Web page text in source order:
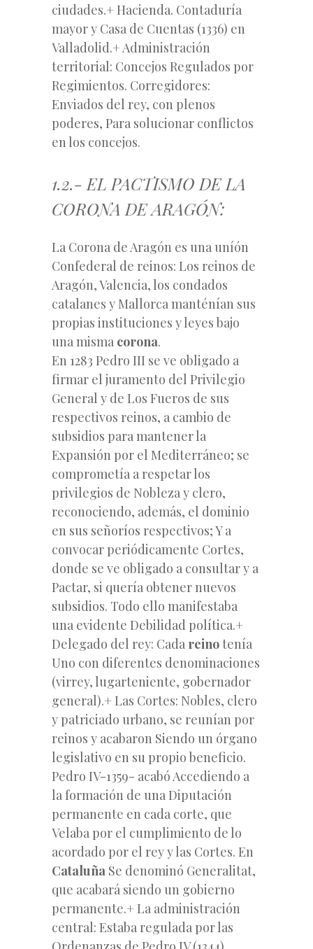
ciudades.+ Hacienda. Contaduría
mayor y Casa de Cuentas (1336) en
Valladolid.+ Administración
territorial: Concejos Regulados por
Regimientos. Corregidores:
Enviados del rey, con plenos
poderes, Para solucionar conflictos
en los concejos.
1.2.- EL PACTISMO DE LA
CORONA DE ARAGÓN:
La Corona de Aragón es una uníón
Confederal de reinos: Los reinos de
Aragón, Valencia, los condados
catalanes y Mallorca manténían sus
propias instituciones y leyes bajo
una misma corona.
En 1283 Pedro III se ve obligado a
firmar el juramento del Privilegio
General y de Los Fueros de sus
respectivos reinos, a cambio de
subsidios para mantener la
Expansión por el Mediterráneo; se
comprometía a respetar los
privilegios de Nobleza y clero,
reconociendo, además, el dominio
en sus señoríos respectivos; Y a
convocar periódicamente Cortes,
donde se ve obligado a consultar y a
Pactar, si quería obtener nuevos
subsidios. Todo ello manifestaba
una evidente Debilidad política.+
Delegado del rey: Cada reinotenía
Uno con diferentes denominaciones
(virrey, lugarteniente, gobernador
general).+ Las Cortes: Nobles, clero
y patriciado urbano, se reunían por
reinos y acabaron Siendo un órgano
legislativo en su propio beneficio.
Pedro IV-1359- acabó Accediendo a
la formación de una Diputación
permanente en cada corte, que
Velaba por el cumplimiento de lo
acordado por el rey y las Cortes. En
Cataluña Se denominó Generalitat,
que acabará siendo un gobierno
permanente.+ La administración
central: Estaba regulada por las